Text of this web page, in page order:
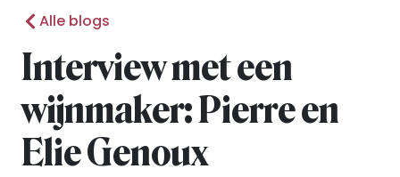
Alle blogs
Interview met een
wijnmaker: Pierre en
Elie Genoux